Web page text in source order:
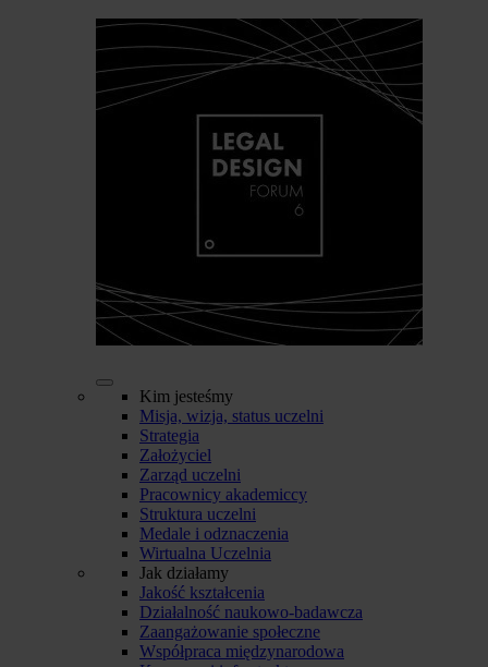
Kim jesteśmy
Misja, wizja, status uczelni
Strategia
Założyciel
Zarząd uczelni
Pracownicy akademiccy
Struktura uczelni
Medale i odznaczenia
Wirtualna Uczelnia
Jak działamy
Jakość kształcenia
Działalność naukowo-badawcza
Zaangażowanie społeczne
Współpraca międzynarodowa